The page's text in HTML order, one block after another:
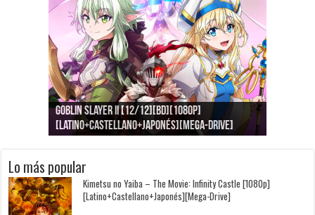
Goblin Slayer II [12/12][BD][1080p]
[Latino+Castellano+Japonés][Mega-Drive]
Jujutsu Kaisen: Kaigyoku/Gyokusetsu [1080p]
[Latino+Japonés][Mega-Drive]
Kimi to, Nami ni Noretara [BD][1080p]
[Latino+Castellano+Japonés][Mega-Drive]
Nukitashi the Animation [11/11+OVAS][BD]
[1080p][Sub-Español][Mega-Drive]
Kimi wa Houkago Insomnia [13/13][BD][1080p]
[Castellano+English+Japonés][Mega-Drive]
Getsuyoubi no Tawawa [12/12+Especiales][BD]
[1080p][Sub-Español][Mega-Drive]
Lo más popular
Kimetsu no Yaiba – The Movie: Infinity Castle [1080p]
[Latino+Castellano+Japonés][Mega-Drive]